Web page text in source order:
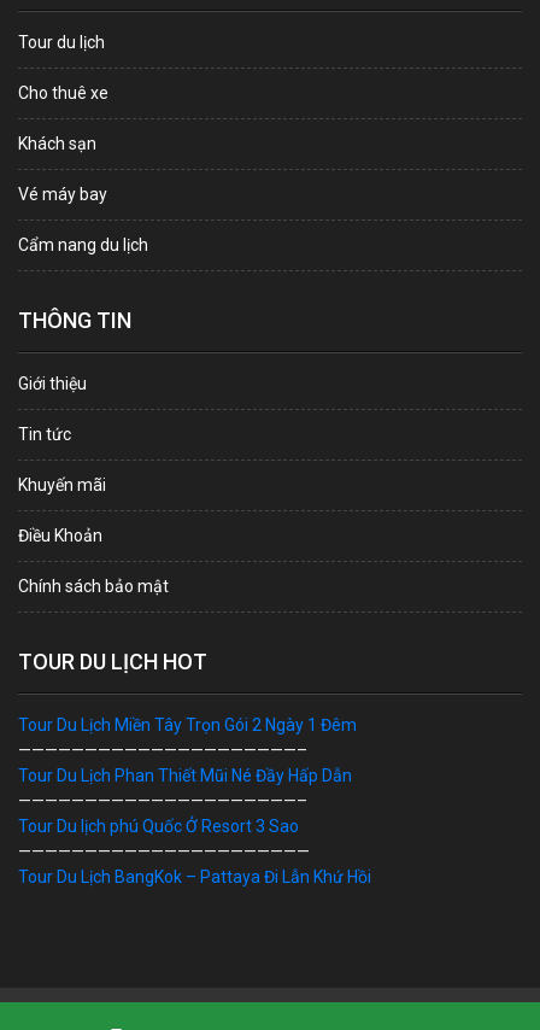
Tour du lịch
Cho thuê xe
Khách sạn
Vé máy bay
Cẩm nang du lịch
THÔNG TIN
Giới thiệu
Tin tức
Khuyến mãi
Điều Khoản
Chính sách bảo mật
TOUR DU LỊCH HOT
Tour Du Lịch Miền Tây Trọn Gói 2 Ngày 1 Đêm
—————————————————————–
Tour Du Lịch Phan Thiết Mũi Né Đầy Hấp Dẫn
—————————————————————–
Tour Du lịch phú Quốc Ở Resort 3 Sao
——————————————————————
Tour Du Lịch BangKok – Pattaya Đi Lẫn Khứ Hồi